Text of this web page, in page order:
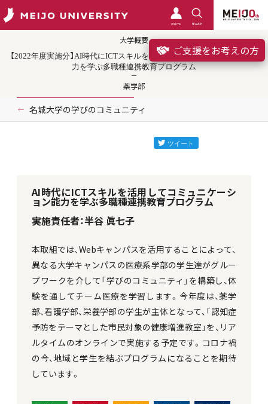
meimo SEARCH
ご支援をお考えの方
大学概要
【2022年度実施分】AI時代にICTスキルを活用してコミュニケーション能
力を学ぶ多職種連携教育プログラム
薬学部
名城大学の学びのコミュニティ
AI時代にICTスキルを活用してコミュニケーシ
ョン能力を学ぶ多職種連携教育プログラム
実施責任者：半谷 眞七子
本取組では、Webキャンパスを活用することによって、
異なる大学キャンパスの医療系学部の学生達がグルー
プワークを介して「学びのコミュニティ」を構築し、体
験を通してチーム医療を学習します。今年度は、薬学
部、看護学部、栄養学部の学生が主体となって、「認知症
予防をテーマとした市民対象の健康増進教室」を、リア
ルタイムのオンラインで実施する予定です。コロナ禍
の今、地域と学生を結ぶプログラムになることを期待
しています。